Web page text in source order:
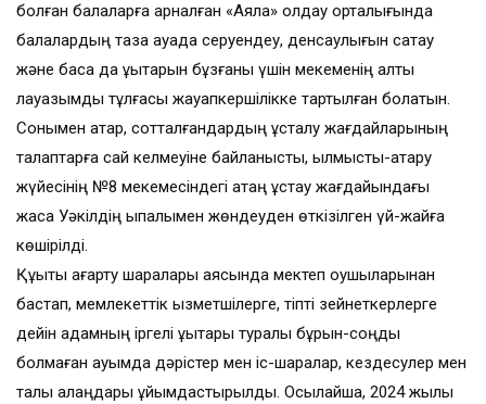
болған балаларға арналған «Аяла» қолдау орталығында
балалардың таза ауада серуендеу, денсаулығын сақтау
және басқа да құқықтарын бұзғаны үшін мекеменің алты
лауазымды тұлғасы жауапкершілікке тартылған болатын.
Сонымен қатар, сотталғандардың ұсталу жағдайларының
талаптарға сай келмеуіне байланысты, қылмыстық-атқару
жүйесінің №8 мекемесіндегі қатаң ұстау жағдайындағы
жасақ Уәкілдің ықпалымен жөндеуден өткізілген үй-жайға
көшірілді.
Құқықтық ағарту шаралары аясында мектеп оқушыларынан
бастап, мемлекеттік қызметшілерге, тіпті зейнеткерлерге
дейін адамның іргелі құқықтары туралы бұрын-соңды
болмаған ауқымда дәрістер мен іс-шаралар, кездесулер мен
талқы алаңдары ұйымдастырылды. Осылайша, 2024 жылы